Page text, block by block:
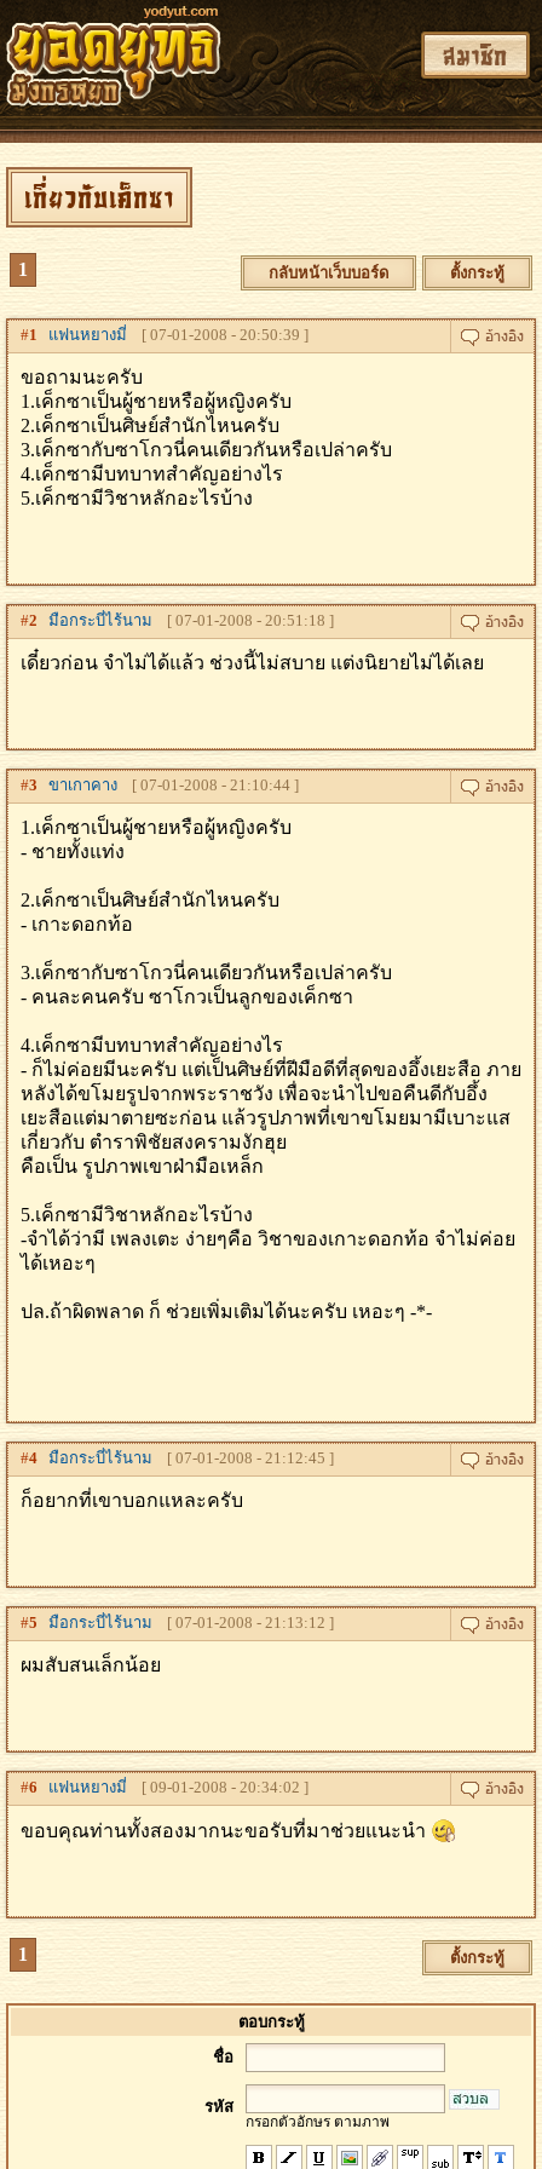
สมาชิก
เกี่ยวกับเค็กซา
1 กลับหน้าเว็บบอร์ด ตั้งกระทู้
#1 แฟนหยางมี่ [ 07-01-2008 - 20:50:39 ]
ขอถามนะครับ
1.เค็กซาเป็นผู้ชายหรือผู้หญิงครับ
2.เค็กซาเป็นศิษย์สำนักไหนครับ
3.เค็กซากับซาโกวนี่คนเดียวกันหรือเปล่าครับ
4.เค็กซามีบทบาทสำคัญอย่างไร
5.เค็กซามีวิชาหลักอะไรบ้าง
#2 มือกระบี่ไร้นาม [ 07-01-2008 - 20:51:18 ]
เดี๋ยวก่อน จำไม่ได้แล้ว ช่วงนี้ไม่สบาย แต่งนิยายไม่ได้เลย
#3 ขาเกาคาง [ 07-01-2008 - 21:10:44 ]
1.เค็กซาเป็นผู้ชายหรือผู้หญิงครับ
- ชายทั้งแท่ง
2.เค็กซาเป็นศิษย์สำนักไหนครับ
- เกาะดอกท้อ
3.เค็กซากับซาโกวนี่คนเดียวกันหรือเปล่าครับ
- คนละคนครับ ซาโกวเป็นลูกของเค็กซา
4.เค็กซามีบทบาทสำคัญอย่างไร
- ก็ไม่ค่อยมีนะครับ แต่เป็นศิษย์ที่ฝีมือดีที่สุดของอึ้งเยะสือ ภาย
หลังได้ขโมยรูปจากพระราชวัง เพื่อจะนำไปขอคืนดีกับอึ้ง
เยะสือแต่มาตายซะก่อน แล้วรูปภาพที่เขาขโมยมามีเบาะแส
เกี่ยวกับ ตำราพิชัยสงครามงักฮุย
คือเป็น รูปภาพเขาฝ่ามือเหล็ก
5.เค็กซามีวิชาหลักอะไรบ้าง
-จำได้ว่ามี เพลงเตะ ง่ายๆคือ วิชาของเกาะดอกท้อ จำไม่ค่อย
ได้เหอะๆ
ปล.ถ้าผิดพลาด ก็ ช่วยเพิ่มเติมได้นะครับ เหอะๆ -*-
#4 มือกระบี่ไร้นาม [ 07-01-2008 - 21:12:45 ]
ก็อยากที่เขาบอกแหละครับ
#5 มือกระบี่ไร้นาม [ 07-01-2008 - 21:13:12 ]
ผมสับสนเล็กน้อย
#6 แฟนหยางมี่ [ 09-01-2008 - 20:34:02 ]
ขอบคุณท่านทั้งสองมากนะขอรับที่มาช่วยแนะนำ
1 ตั้งกระทู้
ตอบกระทู้
ชื่อ
รหัส
กรอกตัวอักษร ตามภาพ